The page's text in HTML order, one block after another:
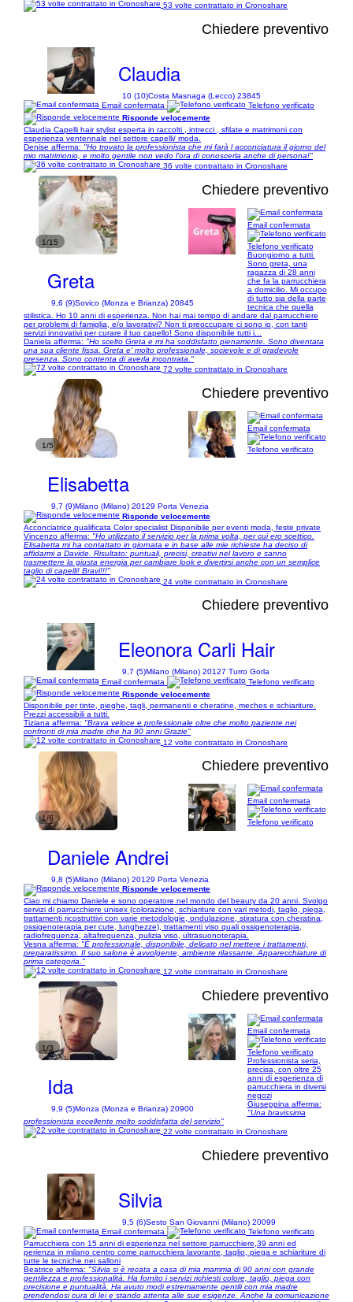
53 volte contrattato in Cronoshare
Chiedere preventivo
Claudia
10 (10)Costa Masnaga (Lecco) 23845
Email confermata
Telefono verificato
Risponde velocemente
Claudia Capelli hair stylist esperta in raccolti , intrecci , sfilate e matrimoni con
esperienza ventennale nel settore capelli/ moda.
Denise afferma: "Ho trovato la professionista che mi farà l acconciatura il giorno del
mio matrimonio, e molto gentile non vedo l'ora di conoscerla anche di persona!"
36 volte contrattato in Cronoshare
1/15
Chiedere preventivo
Greta
9,6 (9)Sovico (Monza e Brianza) 20845
Email confermata
Telefono verificato
Buongiorno a tutti.
Sono greta, una
ragazza di 28 anni
che fa la parrucchiera
a domicilio. Mi occupo
di tutto sia della parte
tecnica che quella
stilistica. Ho 10 anni di esperienza. Non hai mai tempo di andare dal parrucchiere
per problemi di famiglia, e/o lavorativi? Non ti preoccupare ci sono io, con tanti
servizi innovativi per curare il tuo capello! Sono disponibile tutti i...
Daniela afferma: "Ho scelto Greta e mi ha soddisfatto pienamente. Sono diventata
una sua cliente fissa. Greta e' molto professionale, socievole e di gradevole
presenza. Sono contenta di averla incontrata."
72 volte contrattato in Cronoshare
1/5
Chiedere preventivo
Elisabetta
9,7 (9)Milano (Milano) 20129 Porta Venezia
Email confermata
Telefono verificato
Risponde velocemente
Acconciatrice qualificata Color specialist Disponibile per eventi moda, feste private
Vincenzo afferma: "Ho utilizzato il servizio per la prima volta, per cui ero scettico.
Elisabetta mi ha contattato in giornata e in base alle mie richieste ha deciso di
affidarmi a Davide. Risultato: puntuali, precisi, creativi nel lavoro e sanno
trasmettere la giusta energia per cambiare look e divertirsi anche con un semplice
taglio di capelli! Bravi!!!"
24 volte contrattato in Cronoshare
Chiedere preventivo
Eleonora Carli Hair
9,7 (5)Milano (Milano) 20127 Turro Gorla
Email confermata
Telefono verificato
Risponde velocemente
Disponibile per tinte, pieghe, tagli, permanenti e cheratine, meches e schiariture.
Prezzi accessibili a tutti.
Tiziana afferma: "Brava veloce e professionale oltre che molto paziente nei
confronti di mia madre che ha 90 anni Grazie"
12 volte contrattato in Cronoshare
1/6
Chiedere preventivo
Daniele Andrei
9,8 (5)Milano (Milano) 20129 Porta Venezia
Email confermata
Telefono verificato
Risponde velocemente
Ciao mi chiamo Daniele e sono operatore nel mondo del beauty da 20 anni. Svolgo
servizi di parrucchiere unisex (colorazione, schiariture con vari metodi, taglio, piega,
trattamenti ricostruttivi con varie metodologie, ondulazione, stiratura con cheratina,
ossigenoterapia per cute, lunghezze), trattamenti viso quali ossigenoterapia,
radiofrequenza, altafrequenza, pulizia viso, ultrasuonoterapia.
Vesna afferma: "È professionale, disponibile, delicato nel mettere i trattamenti,
preparatissimo. Il suo salone è avvolgente, ambiente rilassante. Apparecchiature di
prima categoria."
12 volte contrattato in Cronoshare
1/3
Chiedere preventivo
Ida
9,9 (5)Monza (Monza e Brianza) 20900
Email confermata
Telefono verificato
Professionista seria,
precisa, con oltre 25
anni di esperienza di
parrucchiera in diversi
negozi
Giuseppina afferma:
"Una bravissima
professionista eccellente molto soddisfatta del servizio"
22 volte contrattato in Cronoshare
Chiedere preventivo
Silvia
9,5 (6)Sesto San Giovanni (Milano) 20099
Email confermata
Telefono verificato
Parrucchiera con 15 anni di esperienza nel settore parrucchiere,39 anni ed
perienza in milano centro come parrucchiera lavorante, taglio, piega e schiariture di
tutte le tecniche nei salloni
Beatrice afferma: "Silvia si è recata a casa di mia mamma di 90 anni con grande
gentilezza e professionalità. Ha fornito i servizi richiesti colore, taglio, piega con
precisione e puntualità. Ha avuto modi estremamente gentili con mia madre
prendendosi cura di lei e stando attenta alle sue esigenze. Anche la comunicazione